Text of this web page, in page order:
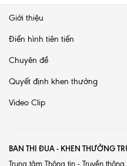
Giới thiệu
Điển hình tiên tiến
Chuyên đề
Quyết định khen thưởng
Video Clip
BAN THI ĐUA - KHEN THƯỞNG
Trung tâm Thông tin - Truyền thông